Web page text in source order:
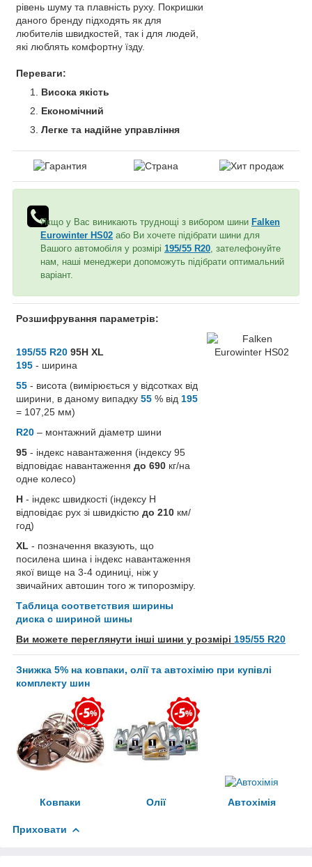
рівень шуму та плавність руху. Покришки
даного бренду підходять як для
любителів швидкостей, так і для людей,
які люблять комфортну їзду.
Переваги:
Висока якість
Економічний
Легке та надійне управління
Якщо у Вас виникають труднощі з вибором шини Falken
Eurowinter HS02 або Ви хочете підібрати шини для
Вашого автомобіля у розмірі 195/55 R20 , зателефонуйте
нам, наші менеджери допоможуть підібрати оптимальний
варіант.
Розшифрування параметрів:
195/55 R20 95H XL
195 - ширина
55 - висота (вимірюється у відсотках від
ширини, в даному випадку 55 % від 195
= 107,25 мм)
R20 – монтажний діаметр шини
95 - індекс навантаження (індексу 95
відповідає навантаження до 690 кг/на
одне колесо)
H - індекс швидкості (індексу H
відповідає рух зі швидкістю до 210 км/
год)
XL - позначення вказують, що
посилена шина і індекс навантаження
якої вище на 3-4 одиниці, ніж у
звичайних автошин того ж типорозміру.
Таблица соответствия ширины
диска с шириной шины
Ви можете переглянути інші шини у розмірі 195/55 R20
Знижка 5% на ковпаки, олії та автохімію при купівлі
комплекту шин
Ковпаки Олії Автохімія
Приховати